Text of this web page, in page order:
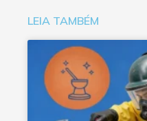
LEIA TAMBÉM